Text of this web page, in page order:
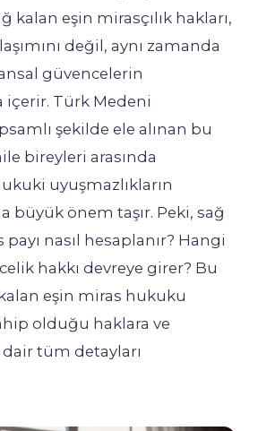
kalan eşin mirasçılık hakları,
değil, aynı zamanda
güvencelerin
içerir. Türk Medeni
şekilde ele alınan bu
bireyleri arasında
uyuşmazlıkların
büyük önem taşır. Peki, sağ
nasıl hesaplanır? Hangi
hakkı devreye girer? Bu
kalan eşin miras hukuku
olduğu haklara ve
tüm detayları